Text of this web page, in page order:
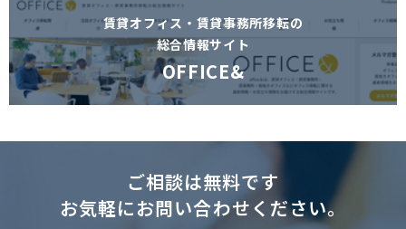
賃貸オフィス・賃貸事務所移転の
総合情報サイト
OFFICE&
ご相談は無料です
お気軽にお問い合わせください。